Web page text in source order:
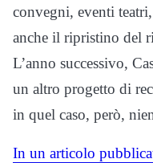
convegni, eventi
anche il ripristino del
L’anno successivo,
un altro progetto di
in quel caso, però,
In un articolo